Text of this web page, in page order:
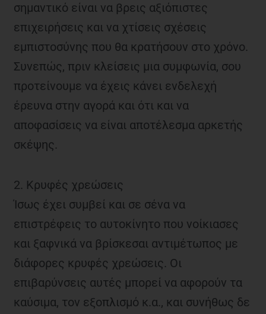
σημαντικό είναι να βρεις αξιόπιστες
επιχειρήσεις και να χτίσεις σχέσεις
εμπιστοσύνης που θα κρατήσουν στο χρόνο.
Συνεπώς, πριν κλείσεις μια συμφωνία, σου
προτείνουμε να έχεις κάνει ενδελεχή
έρευνα στην αγορά και ότι και να
αποφασίσεις να είναι αποτέλεσμα αρκετής
σκέψης.
2. Κρυφές χρεώσεις
Ίσως έχει συμβεί και σε σένα να
επιστρέφεις το αυτοκίνητο που νοίκιασες
και ξαφνικά να βρίσκεσαι αντιμέτωπος με
διάφορες κρυφές χρεώσεις. Οι
επιβαρύνσεις αυτές μπορεί να αφορούν τα
καύσιμα, τον εξοπλισμό κ.α., και συνήθως δε